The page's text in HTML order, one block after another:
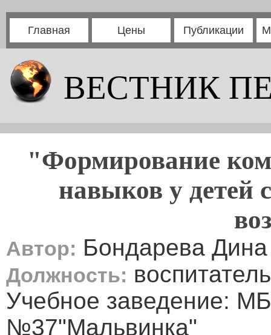
Главная Цены Публикации
ВЕСТНИК
"Формирование
навыков у детей
Автор: Бондарева
Должность: воспитатель
Учебное заведение:
№37"Мальвинка"